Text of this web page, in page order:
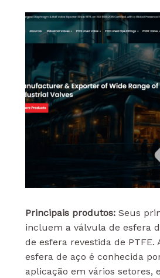
Principais produtos:Seus
incluem a válvula de esfera
de esfera revestida de PTFE.
esfera de aço é conhecida
aplicação em vários setores,